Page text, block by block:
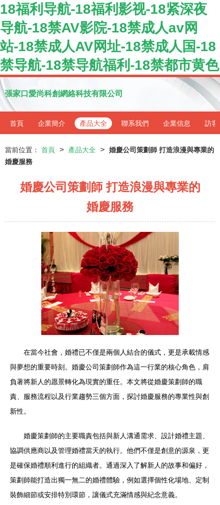
18福利导航-18福利影视-18紧深夜
导航-18禁AV影院-18禁成人av网
站-18禁成人AV网址-18禁成人国-18
禁导航-18禁导航福利-18禁都市黄色
張家口愛尚科創網絡科技有限公司
首頁 企業簡介 產品大全 聯系我們 企業信息 訪客
當前位置： 首頁 > 產品大全 > 婚慶公司策劃師 打造浪漫與專業的
婚慶服務
婚慶公司策劃師 打造浪漫與專業的
婚慶服務
在當今社會，婚禮已不僅是兩個人結合的儀式，更是承載情感
與夢想的重要時刻。婚慶公司策劃師作為這一行業的核心角色，肩
負著將新人的愿景轉化為現實的重任。本文將從婚慶策劃師的職
責、服務流程以及行業趨勢三個方面，探討婚慶服務的專業性與創
新性。
婚慶策劃師的主要職責包括與新人溝通需求、設計婚禮主題、
協調供應商以及管理婚禮當天的執行。他們不僅是創意的源泉，更
是確保婚禮順利進行的組織者。通過深入了解新人的故事和偏好，
策劃師能打造出獨一無二的婚禮體驗，例如選擇個性化場地、定制
裝飾細節或安排特別環節，讓儀式充滿情感與紀念意義。